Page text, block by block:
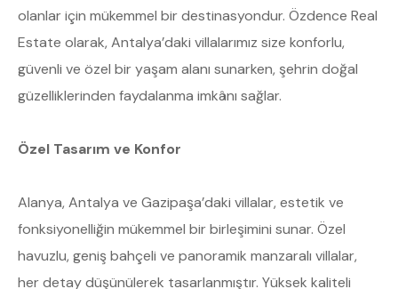
olanlar için mükemmel bir destinasyondur. Özdence Real
Estate olarak, Antalya’daki villalarımız size konforlu,
güvenli ve özel bir yaşam alanı sunarken, şehrin doğal
güzelliklerinden faydalanma imkânı sağlar.
Özel Tasarım ve Konfor
Alanya, Antalya ve Gazipaşa’daki villalar, estetik ve
fonksiyonelliğin mükemmel bir birleşimini sunar. Özel
havuzlu, geniş bahçeli ve panoramik manzaralı villalar,
her detay düşünülerek tasarlanmıştır. Yüksek kaliteli